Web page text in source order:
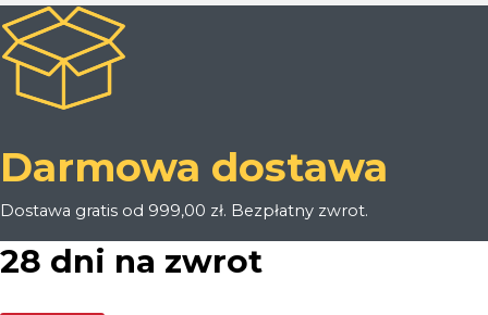
Darmowa dostawa
Dostawa gratis od 999,00 zł. Bezpłatny zwrot.
28 dni na zwrot